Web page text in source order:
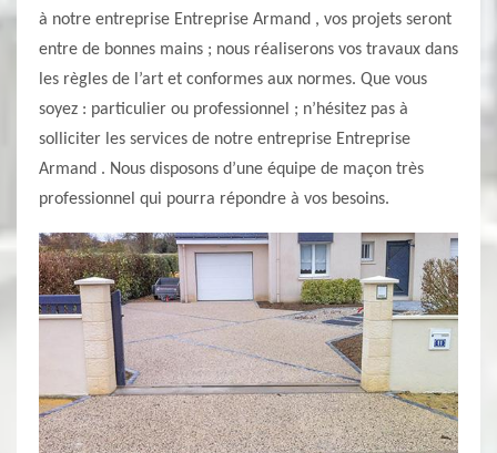
à notre entreprise Entreprise Armand , vos projets seront
entre de bonnes mains ; nous réaliserons vos travaux dans
les règles de l’art et conformes aux normes. Que vous
soyez : particulier ou professionnel ; n’hésitez pas à
solliciter les services de notre entreprise Entreprise
Armand . Nous disposons d’une équipe de maçon très
professionnel qui pourra répondre à vos besoins.